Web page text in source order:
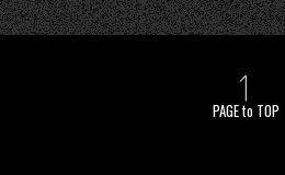
PAGE to TOP